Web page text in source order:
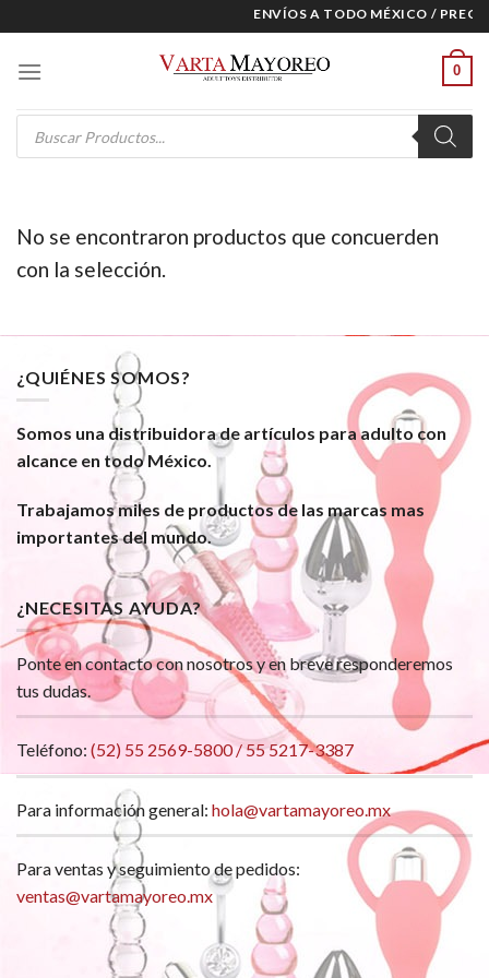
to
content
ENVÍOS A TODO MÉXICO /
0
Products
search
No se encontraron productos que concuerden
con la selección.
¿QUIÉNES SOMOS?
Somos una distribuidora de artículos para adulto con
alcance en todo México.
Trabajamos miles de productos de las marcas mas
importantes del mundo.
¿NECESITAS AYUDA?
Ponte en contacto con nosotros y en breve responderemos
tus dudas.
Teléfono: (52) 55 2569-5800 / 55 5217-3387
Para información general: hola@vartamayoreo.mx
Para ventas y seguimiento de pedidos:
ventas@vartamayoreo.mx